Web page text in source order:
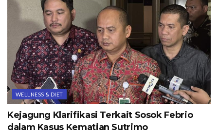
WELLNESS & DIET
Kejagung Klarifikasi Terkait Sosok Febrio
dalam Kasus Kematian Sutrimo